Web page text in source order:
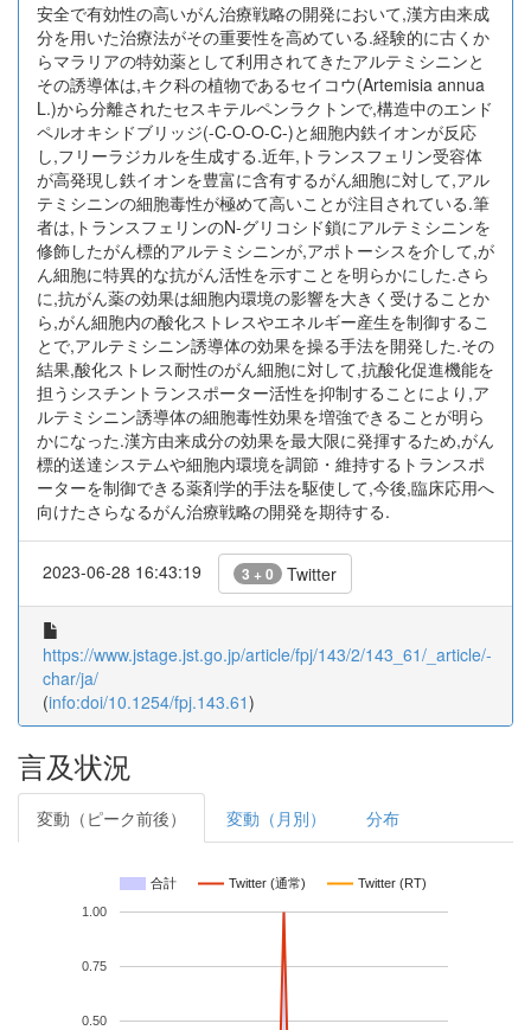
安全で有効性の高いがん治療戦略の開発において,漢方由来成
分を用いた治療法がその重要性を高めている.経験的に古くか
らマラリアの特効薬として利用されてきたアルテミシニンと
その誘導体は,キク科の植物であるセイコウ(Artemisia annua
L.)から分離されたセスキテルペンラクトンで,構造中のエンド
ペルオキシドブリッジ(-C-O-O-C-)と細胞内鉄イオンが反応
し,フリーラジカルを生成する.近年,トランスフェリン受容体
が高発現し鉄イオンを豊富に含有するがん細胞に対して,アル
テミシニンの細胞毒性が極めて高いことが注目されている.筆
者は,トランスフェリンのN-グリコシド鎖にアルテミシニンを
修飾したがん標的アルテミシニンが,アポトーシスを介して,が
ん細胞に特異的な抗がん活性を示すことを明らかにした.さら
に,抗がん薬の効果は細胞内環境の影響を大きく受けることか
ら,がん細胞内の酸化ストレスやエネルギー産生を制御するこ
とで,アルテミシニン誘導体の効果を操る手法を開発した.その
結果,酸化ストレス耐性のがん細胞に対して,抗酸化促進機能を
担うシスチントランスポーター活性を抑制することにより,ア
ルテミシニン誘導体の細胞毒性効果を増強できることが明ら
かになった.漢方由来成分の効果を最大限に発揮するため,がん
標的送達システムや細胞内環境を調節・維持するトランスポ
ーターを制御できる薬剤学的手法を駆使して,今後,臨床応用へ
向けたさらなるがん治療戦略の開発を期待する.
2023-06-28 16:43:19 3 + 0 Twitter
https://www.jstage.jst.go.jp/article/fpj/143/2/143_61/_article/-
char/ja/
(info:doi/10.1254/fpj.143.61)
言及状況
変動（ピーク前後） 変動（月別） 分布
合計 Twitter (通常) Twitter (RT)
0.50
0.75
1.00